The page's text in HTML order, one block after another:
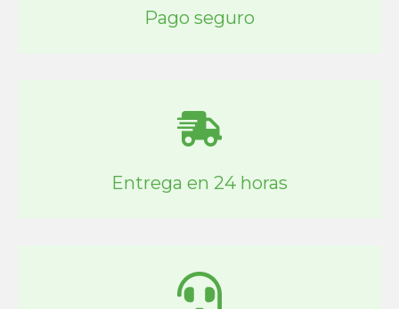
Pago seguro
Entrega en 24 horas